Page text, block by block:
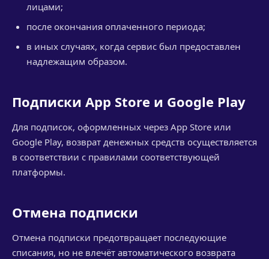
лицами;
после окончания оплаченного периода;
в иных случаях, когда сервис был предоставлен
надлежащим образом.
Подписки App Store и Google Play
Для подписок, оформленных через App Store или
Google Play, возврат денежных средств осуществляется
в соответствии с правилами соответствующей
платформы.
Отмена подписки
Отмена подписки предотвращает последующие
списания, но не влечёт автоматического возврата